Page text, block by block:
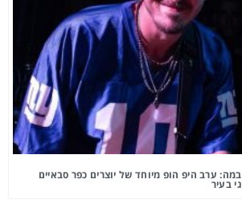
ערב היפ הופ מיוחד של יוצרים כפר סבאיים
בעיר